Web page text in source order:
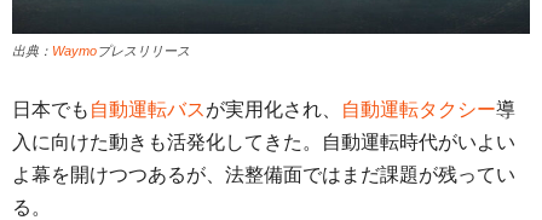
出典： Waymoプレスリリース
日本でも 自動運転バスが実用化され、 自動運転タクシー導
入に向けた動きも活発化してきた。自動運転時代がいよい
よ幕を開けつつあるが、法整備面ではまだ課題が残ってい
る。